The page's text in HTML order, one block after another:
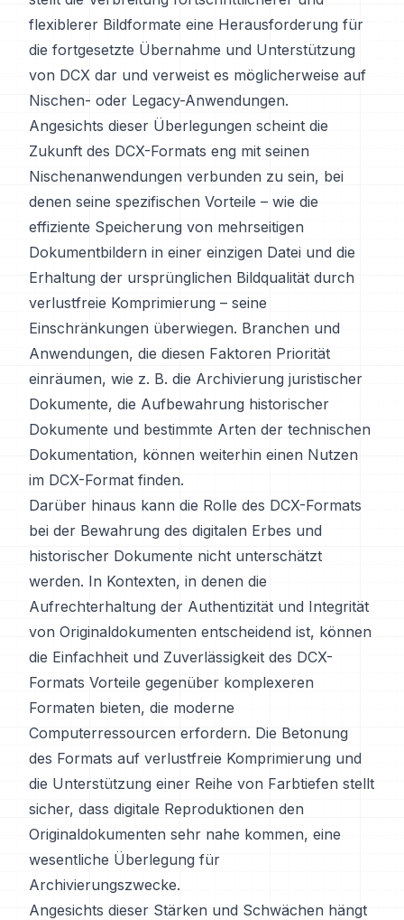
flexiblerer Bildformate eine Herausforderung für
die fortgesetzte Übernahme und Unterstützung
von DCX dar und verweist es möglicherweise auf
Nischen- oder Legacy-Anwendungen.
Angesichts dieser Überlegungen scheint die
Zukunft des DCX-Formats eng mit seinen
Nischenanwendungen verbunden zu sein, bei
denen seine spezifischen Vorteile – wie die
effiziente Speicherung von mehrseitigen
Dokumentbildern in einer einzigen Datei und die
Erhaltung der ursprünglichen Bildqualität durch
verlustfreie Komprimierung – seine
Einschränkungen überwiegen. Branchen und
Anwendungen, die diesen Faktoren Priorität
einräumen, wie z. B. die Archivierung juristischer
Dokumente, die Aufbewahrung historischer
Dokumente und bestimmte Arten der technischen
Dokumentation, können weiterhin einen Nutzen
im DCX-Format finden.
Darüber hinaus kann die Rolle des DCX-Formats
bei der Bewahrung des digitalen Erbes und
historischer Dokumente nicht unterschätzt
werden. In Kontexten, in denen die
Aufrechterhaltung der Authentizität und Integrität
von Originaldokumenten entscheidend ist, können
die Einfachheit und Zuverlässigkeit des DCX-
Formats Vorteile gegenüber komplexeren
Formaten bieten, die moderne
Computerressourcen erfordern. Die Betonung
des Formats auf verlustfreie Komprimierung und
die Unterstützung einer Reihe von Farbtiefen stellt
sicher, dass digitale Reproduktionen den
Originaldokumenten sehr nahe kommen, eine
wesentliche Überlegung für
Archivierungszwecke.
Angesichts dieser Stärken und Schwächen hängt